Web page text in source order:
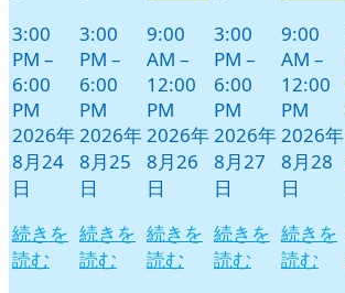
3:00
PM –
6:00
PM
2026年
8月24
日
続きを
読む
3:00
PM –
6:00
PM
2026年
8月25
日
続きを
読む
9:00
AM –
12:00
PM
2026年
8月26
日
続きを
読む
3:00
PM –
6:00
PM
2026年
8月27
日
続きを
読む
9:00
AM –
12:00
PM
2026年
8月28
日
続きを
読む